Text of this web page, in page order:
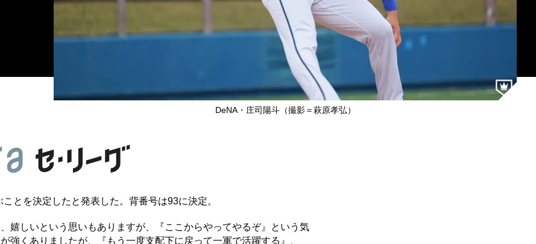
DeNA・庄司陽斗（撮影＝萩原孝弘）
とを決定したと発表した。背番号は93に決定。
嬉しいという思いもありますが、『ここからやってやるぞ』という気
強くありましたが、『もう一度支配下に戻って一軍で活躍する』、